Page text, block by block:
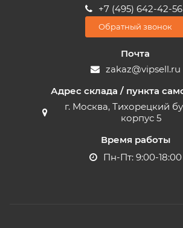
+7 (495) 642-42-56
Обратный звонок
Почта
zakaz@vipsell.ru
Адрес склада / пункта
г. Москва, Тихорецкий
корпус 5
Время работы
Пн-Пт: 9:00-18:00